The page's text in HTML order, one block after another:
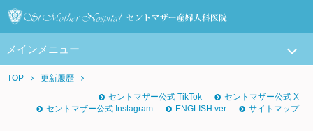
メインメニュー
TOP
更新履歴
セントマザー公式 TikTok
セントマザー公式 X
セントマザー公式 Instagram
ENGLISH ver サイトマップ